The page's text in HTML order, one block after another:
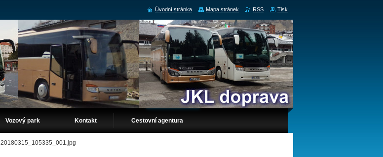
Vozový park Kontakt Cestovní agentura
20180315_105335_001.jpg
Úvodní stránka Mapa stránek RSS Tisk